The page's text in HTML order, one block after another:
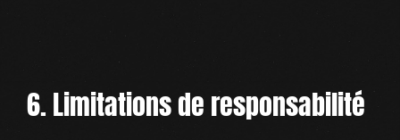
6. Limitations de responsabilité